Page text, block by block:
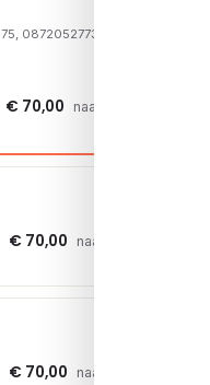
08720527734296,
€ 70,00 naar shop →
€ 70,00 naar shop →
€ 70,00 naar shop →